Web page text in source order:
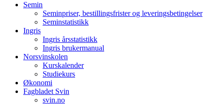
Semin
Seminpriser, bestillingsfrister og leveringsbetingelser
Seminstatistikk
Ingris
Ingris årsstatistikk
Ingris brukermanual
Norsvinskolen
Kurskalender
Studiekurs
Økonomi
Fagbladet Svin
svin.no